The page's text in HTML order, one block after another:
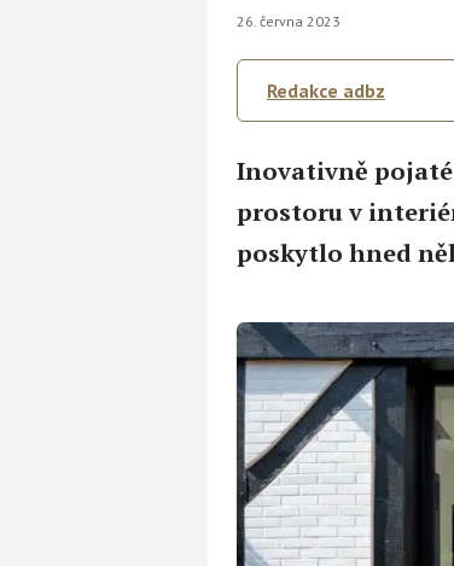
26. června 2023
Redakce adbz
Inovativně
prostoru v
poskytlo hned